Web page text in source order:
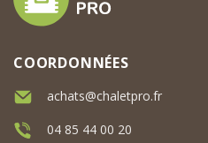
COORDONNÉES
achats@chaletpro.fr
04 85 44 00 20